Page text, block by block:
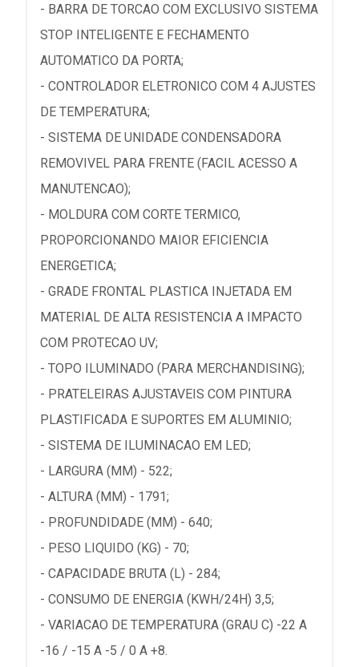
- BARRA DE TORCAO COM EXCLUSIVO SISTEMA
STOP INTELIGENTE E FECHAMENTO
AUTOMATICO DA PORTA;
- CONTROLADOR ELETRONICO COM 4 AJUSTES
DE TEMPERATURA;
- SISTEMA DE UNIDADE CONDENSADORA
REMOVIVEL PARA FRENTE (FACIL ACESSO A
MANUTENCAO);
- MOLDURA COM CORTE TERMICO,
PROPORCIONANDO MAIOR EFICIENCIA
ENERGETICA;
- GRADE FRONTAL PLASTICA INJETADA EM
MATERIAL DE ALTA RESISTENCIA A IMPACTO
COM PROTECAO UV;
- TOPO ILUMINADO (PARA MERCHANDISING);
- PRATELEIRAS AJUSTAVEIS COM PINTURA
PLASTIFICADA E SUPORTES EM ALUMINIO;
- SISTEMA DE ILUMINACAO EM LED;
- LARGURA (MM) - 522;
- ALTURA (MM) - 1791;
- PROFUNDIDADE (MM) - 640;
- PESO LIQUIDO (KG) - 70;
- CAPACIDADE BRUTA (L) - 284;
- CONSUMO DE ENERGIA (KWH/24H) 3,5;
- VARIACAO DE TEMPERATURA (GRAU C) -22 A
-16 / -15 A -5 / 0 A +8.